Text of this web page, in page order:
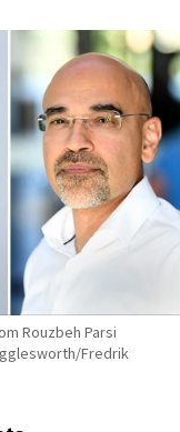
Rouzbeh Parsi
Fredrik